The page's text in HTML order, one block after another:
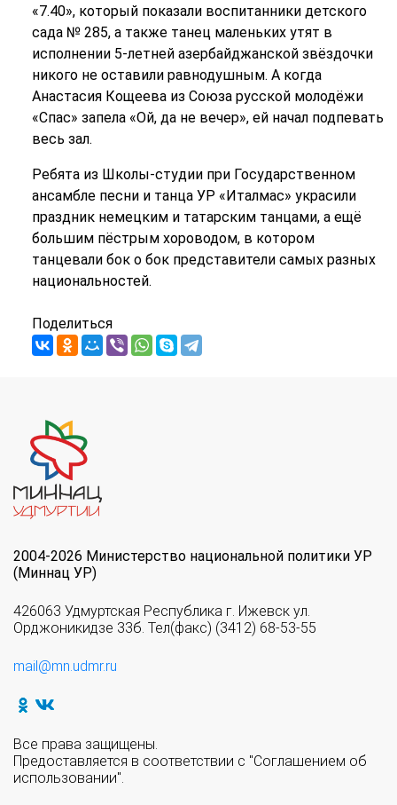
«7.40», который показали воспитанники детского
сада № 285, а также танец маленьких утят в
исполнении 5-летней азербайджанской звёздочки
никого не оставили равнодушным. А когда
Анастасия Кощеева из Союза русской молодёжи
«Спас» запела «Ой, да не вечер», ей начал подпевать
весь зал.
Ребята из Школы-студии при Государственном
ансамбле песни и танца УР «Италмас» украсили
праздник немецким и татарским танцами, а ещё
большим пёстрым хороводом, в котором
танцевали бок о бок представители самых разных
национальностей.
Поделиться
2004-2026 Министерство национальной политики УР
(Миннац УР)
426063 Удмуртская Республика г. Ижевск ул.
Орджоникидзе 33б. Тел(факс) (3412) 68-53-55
mail@mn.udmr.ru
Все права защищены.
Предоставляется в соответствии с "Соглашением об
использовании".